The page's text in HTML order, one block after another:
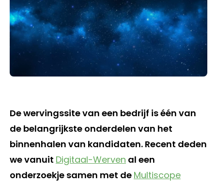
De wervingssite van een bedrijf is één van
de belangrijkste onderdelen van het
binnenhalen van kandidaten. Recent deden
we vanuit Digitaal-Werven al een
onderzoekje samen met de Multiscope